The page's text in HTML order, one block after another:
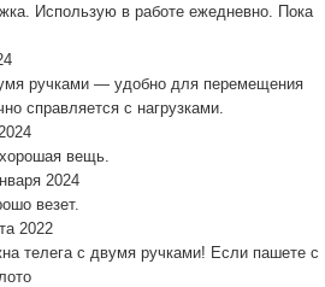
Использую в работе ежедневно. Пока
ручками — удобно для перемещения
справляется с нагрузками.
вещь.
2024
везет.
2022
телега с двумя ручками! Если пашете с